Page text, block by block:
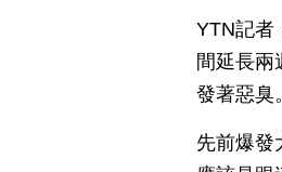
YTN記者
間延長兩
發著惡臭
先前爆發